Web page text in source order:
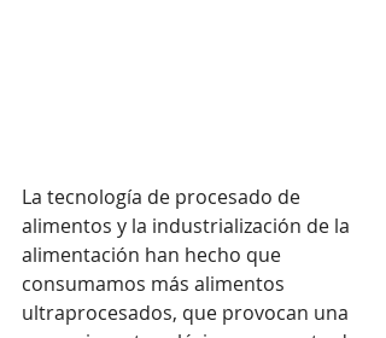
La tecnología de procesado de
alimentos y la industrialización de la
alimentación han hecho que
consumamos más alimentos
ultraprocesados, que provocan una